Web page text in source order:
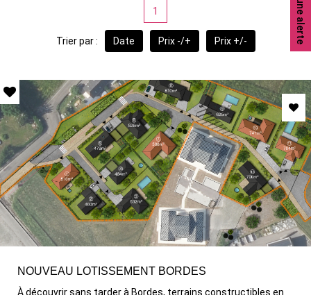
1
Trier par : Date Prix -/+ Prix +/-
NOUVEAU LOTISSEMENT BORDES
À découvrir sans tarder à Bordes, terrains constructibles en